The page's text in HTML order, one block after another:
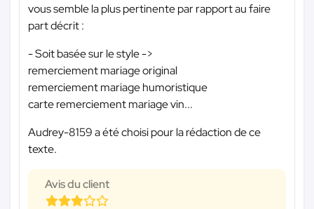
vous semble la plus pertinente par rapport au faire
part décrit :
- Soit basée sur le style ->
remerciement mariage original
remerciement mariage humoristique
carte remerciement mariage vin...
Audrey-8159 a été choisi pour la rédaction de ce
texte.
Avis du client